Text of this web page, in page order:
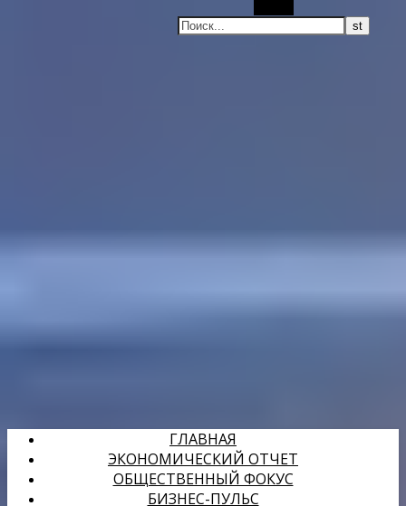
ГЛАВНАЯ
ЭКОНОМИЧЕСКИЙ ОТЧЕТ
ОБЩЕСТВЕННЫЙ ФОКУС
БИЗНЕС-ПУЛЬС